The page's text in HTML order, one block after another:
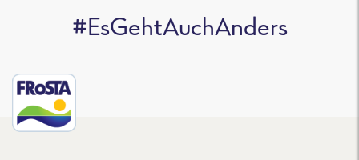
#EsGehtAuchAnders